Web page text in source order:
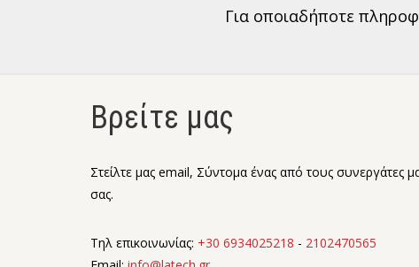
Για οποιαδήποτε
Βρείτε μας
Στείλτε μας email, Σύντομα ένας από τους συνεργάτες
σας.
Τηλ επικοινωνίας: +30 6934025218 - 2102470565